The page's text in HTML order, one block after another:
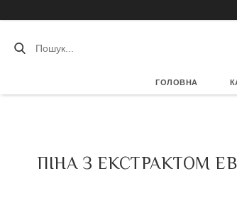
ГОЛОВНА
ПІНА З ЕКСТРАКТОМ